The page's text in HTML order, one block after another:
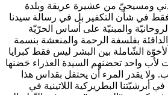
أردني ومسيحيّ من عشيرة عريقة وبلدة
في شأن التكفير بل في رسالة سيدنا
والمبنيّة على أساس الحرّيّة
بفلسفة الرحمة والمنعشة بنسمة
الشّاملة بين البشر ليس فقط كبرايا
لأب واحد تحضنهم السيدة العذراء حَضنها
ولا يقدر المرء أن يحتفل بقداس هذا
في أبرشيّتنا البطريركية اللاتينية في